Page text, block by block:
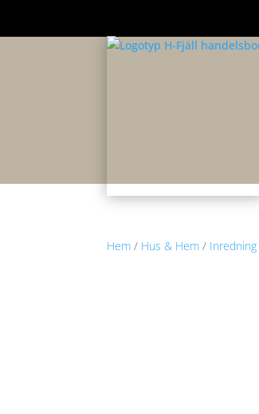
Hem / Hus & Hem / Inredning